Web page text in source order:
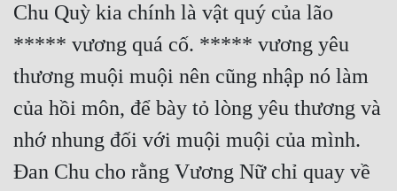
Chu Quỳ kia chính là vật quý của lão
***** vương quá cố. ***** vương yêu
thương muội muội nên cũng nhập nó làm
của hồi môn, để bày tỏ lòng yêu thương và
nhớ nhung đối với muội muội của mình.
Đan Chu cho rằng Vương Nữ chỉ quay về